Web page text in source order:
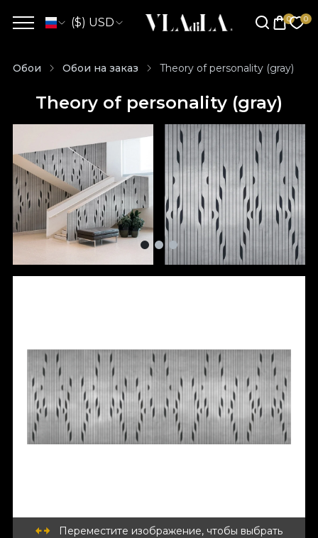
($) USD
Обои Обои на заказ Theory of personality (gray)
Theory of personality (gray)
Переместите изображение, чтобы выбрать